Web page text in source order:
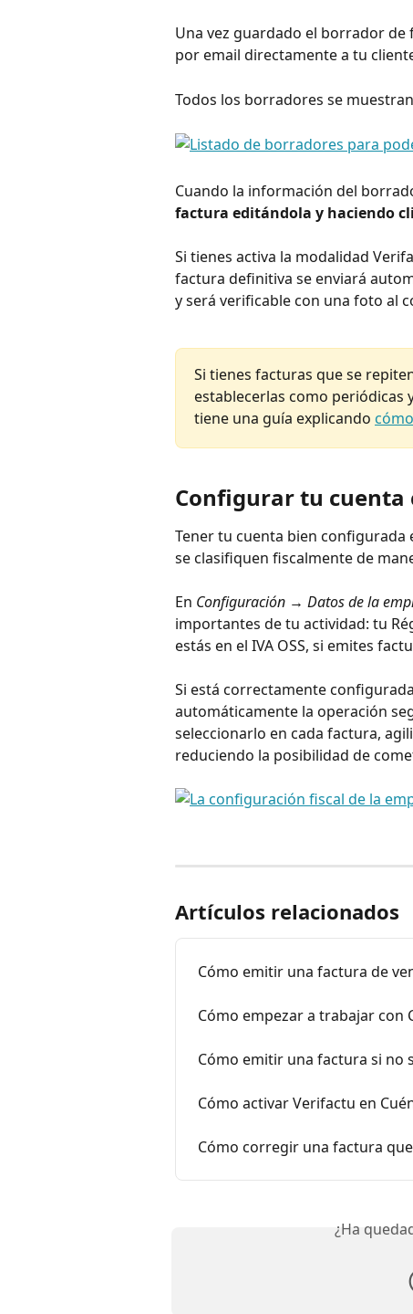
Una vez guardado el borrador de
por email directamente a tu
Todos los borradores se
Cuando la información del
factura editándola y haciendo
Si tienes activa la modalidad
factura definitiva se enviará
y será verificable con una foto al
Si tienes facturas que se
establecerlas como periódicas
tiene una guía explicando
Configurar tu
Tener tu cuenta bien configurada
se clasifiquen fiscalmente de
En Configuración → Datos de la
importantes de tu actividad: tu
estás en el IVA OSS, si emites
Si está correctamente
automáticamente la operación
seleccionarlo en cada factura,
reduciendo la posibilidad de
Artículos relacionados
Cómo emitir una factura de
Cómo empezar a trabajar con
Cómo emitir una factura si no
Cómo activar Verifactu en
Cómo corregir una factura
¿Ha